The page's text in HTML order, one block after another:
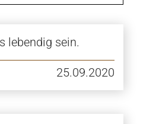
lebendig sein.
25.09.2020